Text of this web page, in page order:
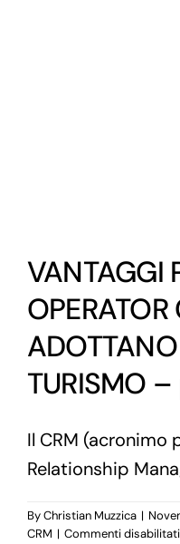
VANTAGGI
OPERATOR
TURISMO
Il CRM (acronimo
Relationship
ByChristian Muzzica |
CRM | Commenti disabilitati